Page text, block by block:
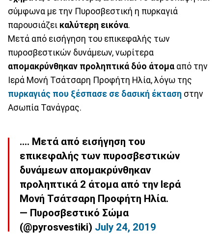
σύμφωνα με την Πυροσβεστική η πυρκαγιά
παρουσιάζει καλύτερη εικόνα.
Μετά από εισήγηση του επικεφαλής των
πυροσβεστικών δυνάμεων, νωρίτερα
απομακρύνθηκαν προληπτικά δύο άτομα από την
Ιερά Μονή Τσάτσαρη Προφήτη Ηλία, λόγω της
πυρκαγιάς που ξέσπασε σε δασική έκταση στην
Ασωπία Τανάγρας.
.... Μετά από εισήγηση του
επικεφαλής των πυροσβεστικών
δυνάμεων απομακρύνθηκαν
προληπτικά 2 άτομα από την Ιερά
Μονή Τσάτσαρη Προφήτη Ηλία.
— Πυροσβεστικό Σώμα
(@pyrosvestiki) July 24, 2019